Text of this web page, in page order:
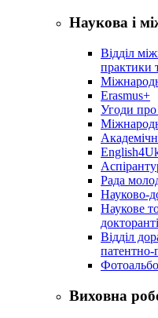
Наукова і
Відділ
практики
Erasmus+
Угоди
Рада
Науково-
Наукове
Відділ
патентно-
Виховна